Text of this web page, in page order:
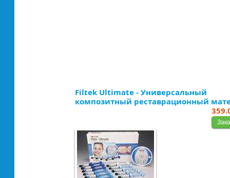
Filtek Ultimate - Универсальный
композитный реставрационный